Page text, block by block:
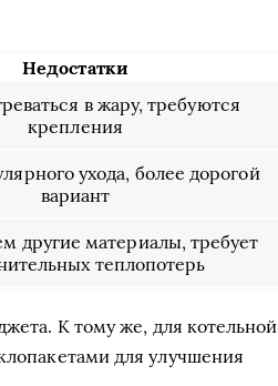
Недостатки
в жару, требуются
крепления
ухода, более дорогой
вариант
другие материалы, требует
теплопотерь
К тому же, для котельной
для улучшения